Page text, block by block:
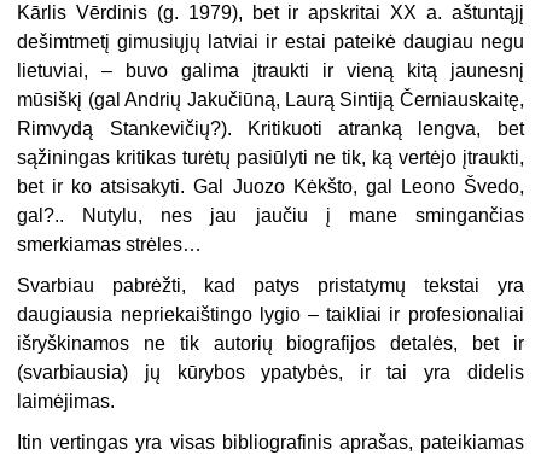
Kārlis Vērdinis (g. 1979), bet ir apskritai XX a. aštuntąjį
dešimtmetį gimusiųjų latviai ir estai pateikė daugiau negu
lietuviai, – buvo galima įtraukti ir vieną kitą jaunesnį
mūsiškį (gal Andrių Jakučiūną, Laurą Sintiją Černiauskaitę,
Rimvydą Stankevičių?). Kritikuoti atranką lengva, bet
sąžiningas kritikas turėtų pasiūlyti ne tik, ką vertėjo įtraukti,
bet ir ko atsisakyti. Gal Juozo Kėkšto, gal Leono Švedo,
gal?.. Nutylu, nes jau jaučiu į mane smingančias
smerkiamas strėles…
Svarbiau pabrėžti, kad patys pristatymų tekstai yra
daugiausia nepriekaištingo lygio – taikliai ir profesionaliai
išryškinamos ne tik autorių biografijos detalės, bet ir
(svarbiausia) jų kūrybos ypatybės, ir tai yra didelis
laimėjimas.
Itin vertingas yra visas bibliografinis aprašas, pateikiamas